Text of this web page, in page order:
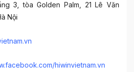
3, tòa Golden Palm, 21 Lê Văn
Nội
hiwinvietnam.vn